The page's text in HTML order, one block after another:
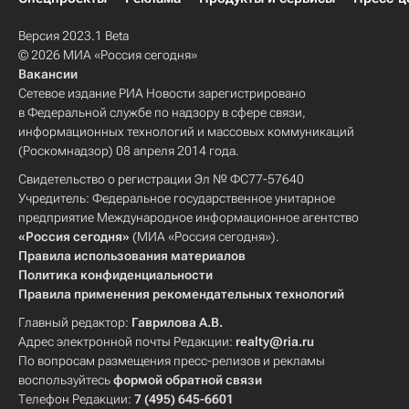
Версия 2023.1 Beta
© 2026 МИА «Россия сегодня»
Вакансии
Сетевое издание РИА Новости зарегистрировано
в Федеральной службе по надзору в сфере связи,
информационных технологий и массовых коммуникаций
(Роскомнадзор) 08 апреля 2014 года.
Свидетельство о регистрации Эл № ФС77-57640
Учредитель: Федеральное государственное унитарное
предприятие Международное информационное агентство
«Россия сегодня» (МИА «Россия сегодня»).
Правила использования материалов
Политика конфиденциальности
Правила применения рекомендательных технологий
Главный редактор: Гаврилова А.В.
Адрес электронной почты Редакции: realty@ria.ru
По вопросам размещения пресс-релизов и рекламы
воспользуйтесьформой обратной связи
Телефон Редакции: 7 (495) 645-6601